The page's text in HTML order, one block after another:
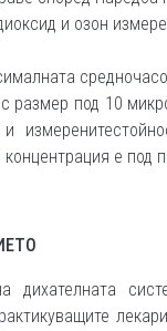
и озон
размер под 10
е под
дихателната